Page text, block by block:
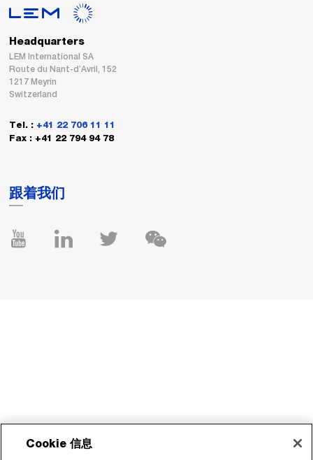
Headquarters
LEM International SA
Route du Nant-d’Avril, 152
1217 Meyrin
Switzerland
Tel. : +41 22 706 11 11
Fax : +41 22 794 94 78
跟着我们
Cookie 信息